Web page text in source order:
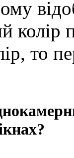
колір
то